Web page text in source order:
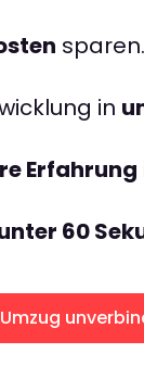
sparen.
in
Erfahrung
60
Umzug